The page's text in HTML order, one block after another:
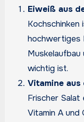
Eiweiß aus
hochwertiges
wichtig ist.
Vitamine aus
Frischer
Vitamin A und